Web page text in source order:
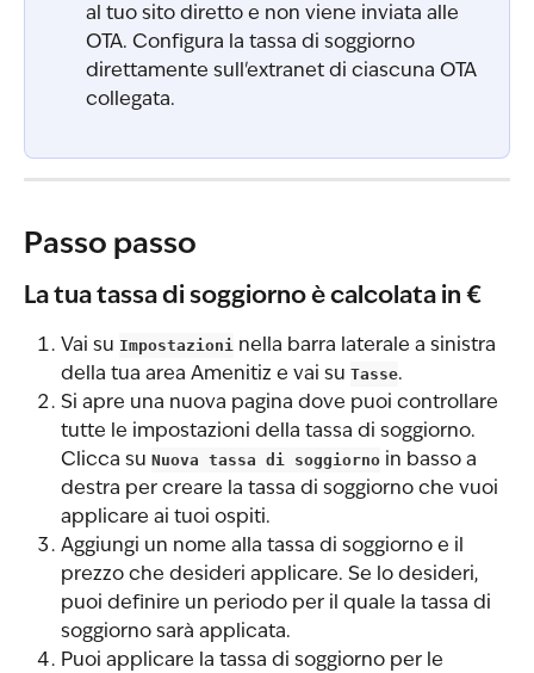
al tuo sito diretto e non viene inviata alle
OTA. Configura la tassa di soggiorno
direttamente sull'extranet di ciascuna OTA
collegata.
Passo passo
La tua tassa di soggiorno è calcolata in €
Vai su Impostazioni nella barra laterale a sinistra
della tua area Amenitiz e vai su Tasse.
Si apre una nuova pagina dove puoi controllare
tutte le impostazioni della tassa di soggiorno.
Clicca su Nuova tassa di soggiorno in basso a
destra per creare la tassa di soggiorno che vuoi
applicare ai tuoi ospiti.
Aggiungi un nome alla tassa di soggiorno e il
prezzo che desideri applicare. Se lo desideri,
puoi definire un periodo per il quale la tassa di
soggiorno sarà applicata.
Puoi applicare la tassa di soggiorno per le